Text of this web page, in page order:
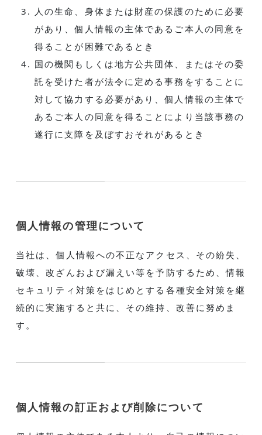
人の生命、身体または財産の保護のために必要
があり、個人情報の主体であるご本人の同意を
得ることが困難であるとき
国の機関もしくは地方公共団体、またはその委
託を受けた者が法令に定める事務をすることに
対して協力する必要があり、個人情報の主体で
あるご本人の同意を得ることにより当該事務の
遂行に支障を及ぼすおそれがあるとき
個人情報の管理について
当社は、個人情報への不正なアクセス、その紛失、
破壊、改ざんおよび漏えい等を予防するため、情報
セキュリティ対策をはじめとする各種安全対策を継
続的に実施すると共に、その維持、改善に努めま
す。
個人情報の訂正および削除について